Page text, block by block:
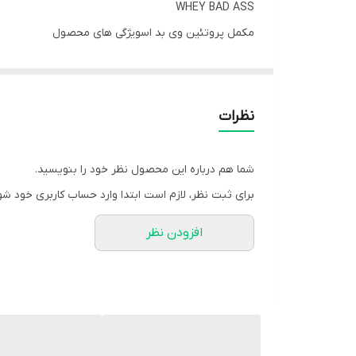
WHEY BAD ASS
مکمل پروتئین وی بد اسویژگی های محصول
✔️به رشد توده عضلانی کمک می کند
✔️حمایت از استخوان های سالم
✔️2 کیلو گرم
مکمل پروتئین وی بد اس یک کنسانتره پروتئین وی
نظرات
شما هم درباره این محصول نظر خود را بنویسید.
برای ثبت نظر، لازم است ابتدا وارد حساب کاربری خود
افزودن نظر